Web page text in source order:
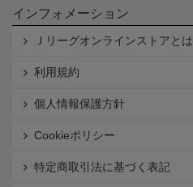
インフォメーション
Ｊリーグオンラインストアとは
利用規約
個人情報保護方針
Cookieポリシー
特定商取引法に基づく表記